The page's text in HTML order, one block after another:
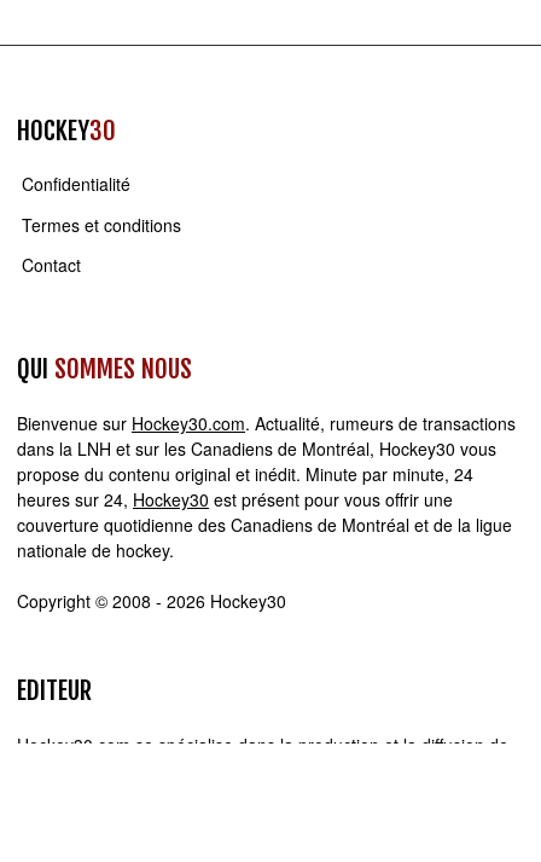
HOCKEY30
Confidentialité
Termes et conditions
Contact
QUI SOMMES NOUS
Bienvenue sur Hockey30.com. Actualité, rumeurs de transactions
dans la LNH et sur les Canadiens de Montréal, Hockey30 vous
propose du contenu original et inédit. Minute par minute, 24
heures sur 24, Hockey30 est présent pour vous offrir une
couverture quotidienne des Canadiens de Montréal et de la ligue
nationale de hockey.
Copyright © 2008 - 2026 Hockey30
EDITEUR
Hockey30.com se spécialise dans la production et la diffusion de